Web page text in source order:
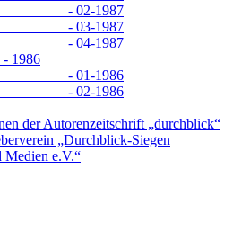
02-1987
03-1987
04-1987
01-1986
02-1986
der Autorenzeitschrift „durchblick“
„Durchblick-Siegen
Medien e.V.“